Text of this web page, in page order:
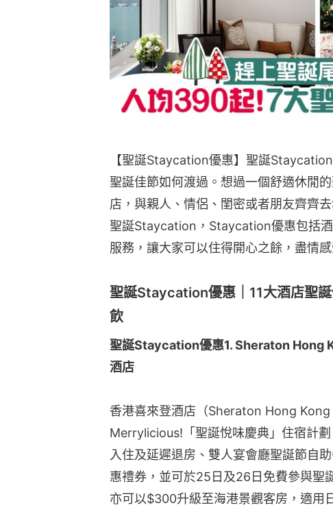
【聖誕Staycation優惠】聖誕
聖誕佳節如何渡過。想過一個舒適休閒
店，與親人、情侶、閨密或者朋友齊齊
聖誕Staycation，Staycation優惠包括
服務，讓大家可以住得開心之餘，盡情感
聖誕Staycation優惠｜11大酒店聖
飲
聖誕Staycation優惠1. Sheraton Hong
酒店
香港喜來登酒店（Sheraton Hong
Merrylicious!「聖誕悅味慶典」住宿計
入住及延遲退房、雙人宴會廳聖誕節自
惠禮券，並可於25日及26日免費參與聖
亦可以$300升級至海港景觀客房，適用